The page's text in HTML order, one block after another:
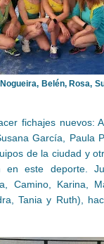
Belén, Rosa,
fichajes nuevos:
García, Paula
de la ciudad y
en este deporte.
Camino, Karina,
Tania y Ruth),